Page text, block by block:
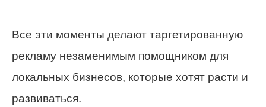
Все эти моменты делают таргетированную
рекламу незаменимым помощником для
локальных бизнесов, которые хотят расти и
развиваться.